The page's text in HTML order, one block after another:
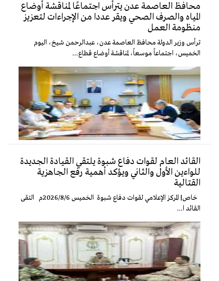
محافظ العاصمة عدن يترأس اجتماعًا لمناقشة أوضاع
المياه والصرف الصحي ويقر عددا من الإجراءات لتعزيز
منظومة العمل
ترأس وزير الدولة محافظ العاصمة عدن، عبدالرحمن شيخ، اليوم
الخميس، اجتماعاً موسعاً، لمناقشة أوضاع قطاع...
القائد العام لقوات دفاع شبوة يلتقي القيادة الجديدة
للواءين الأول والثاني ويؤكد أهمية رفع الجاهزية
القتالية
خاص| المركز الإعلامي لقوات دفاع شبوة الخميس 2026/8/6م التقى
القائد ا...